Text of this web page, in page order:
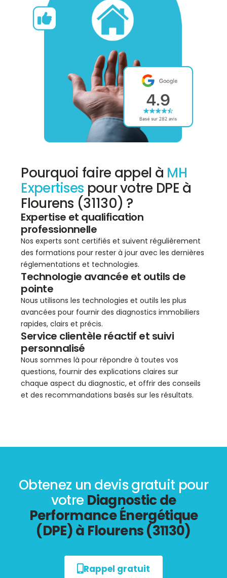
Pourquoi faire appel à MH
Expertises pour votre DPE à
Flourens (31130) ?
Expertise et qualification
professionnelle
Nos experts sont certifiés et suivent régulièrement
des formations pour rester à jour avec les dernières
réglementations et technologies.
Technologie avancée et outils de
pointe
Nous utilisons les technologies et outils les plus
avancées pour fournir des diagnostics immobiliers
rapides, clairs et précis.
Service clientèle réactif et suivi
personnalisé
Nous sommes là pour répondre à toutes vos
questions, fournir des explications claires sur
chaque aspect du diagnostic, et offrir des conseils
et des recommandations basés sur les résultats.
Obtenez un devis gratuit pour
votre Diagnostic de
Performance Énergétique
(DPE) à Flourens (31130)
Rappel gratuit